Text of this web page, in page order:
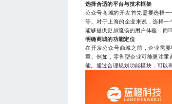
选择合适的平台与技术框架
公众号商城的开发首先需要选择
等。对于上海的企业来说，选择一
能够提供更加流畅的用户体验，而
明确商城的功能定位
在开发公众号商城之前，企业需
重。例如，零售型企业可能更注
能。通过合理规划功能模块，可以